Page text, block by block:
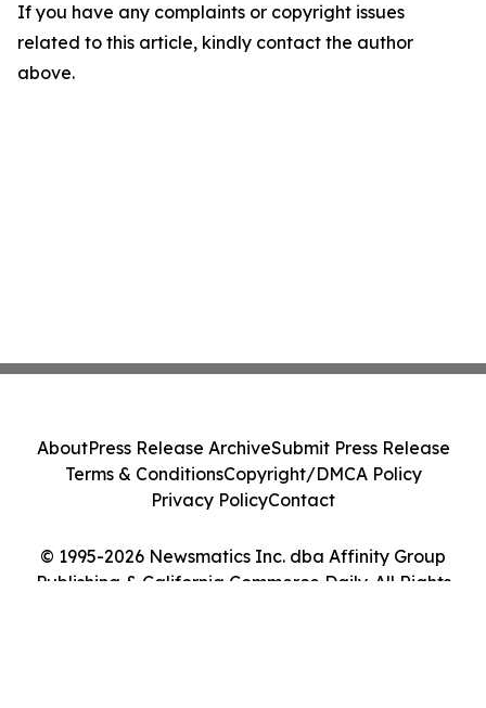
If you have any complaints or copyright issues
related to this article, kindly contact the author
above.
© 1995-2026 Newsmatics Inc. dba Affinity Group
Publishing & California Commerce Daily. All Rights
AboutPress Release ArchiveSubmit Press Release
Terms & ConditionsCopyright/DMCA Policy
Privacy PolicyContact